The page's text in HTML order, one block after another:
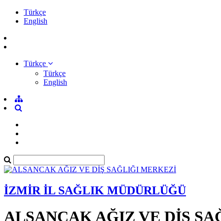
Türkçe
English
Türkçe
Türkçe
English
İZMİR İL SAĞLIK MÜDÜRLÜĞÜ
ALSANCAK AĞIZ VE DİŞ